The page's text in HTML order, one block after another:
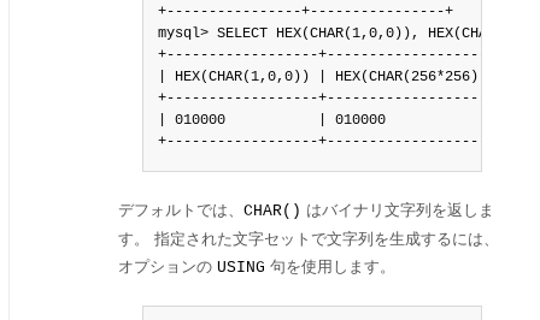
+----------------+----------------+
mysql> SELECT HEX(CHAR(1,0,0)),
+------------------+--------------------+
| HEX(CHAR(1,0,0)) | HEX(CHAR(256*256)) |
+------------------+--------------------+
| 010000           | 010000             |
+------------------+--------------------+
デフォルトでは、 CHAR() はバイナリ文字列を返しま
す。 指定された文字セットで文字列を生成するには、
オプションの USING 句を使用します。